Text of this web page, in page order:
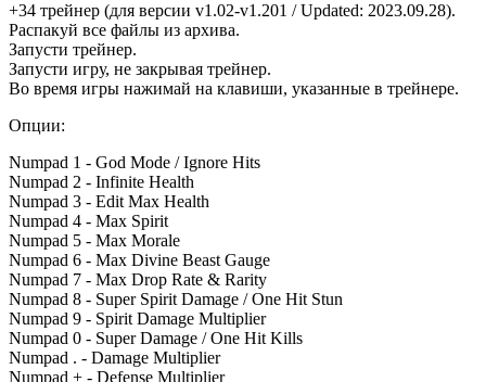
+34 трейнер (для версии v1.02-v1.201 / Updated: 2023.09.28).
Распакуй все файлы из архива.
Запусти трейнер.
Запусти игру, не закрывая трейнер.
Во время игры нажимай на клавиши, указанные в трейнере.
Опции:
Numpad 1 - God Mode / Ignore Hits
Numpad 2 - Infinite Health
Numpad 3 - Edit Max Health
Numpad 4 - Max Spirit
Numpad 5 - Max Morale
Numpad 6 - Max Divine Beast Gauge
Numpad 7 - Max Drop Rate & Rarity
Numpad 8 - Super Spirit Damage / One Hit Stun
Numpad 9 - Spirit Damage Multiplier
Numpad 0 - Super Damage / One Hit Kills
Numpad . - Damage Multiplier
Numpad + - Defense Multiplier